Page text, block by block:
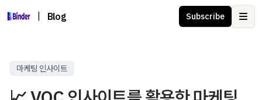
Blog Subscribe
마케팅 인사이트